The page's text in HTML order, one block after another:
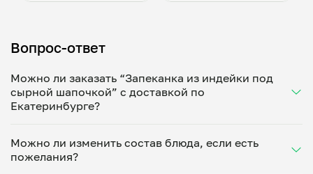
Вопрос-ответ
Можно ли заказать “Запеканка из индейки под
сырной шапочкой” с доставкой по
Екатеринбурге?
Укажите удобное время — и получите свежее
домашнее блюдо в большой порции прямо с плиты.
Можно ли изменить состав блюда, если есть
пожелания?